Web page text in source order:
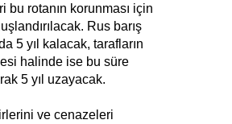
bu rotanın korunması için
Rus barış
5 yıl kalacak, tarafların
halinde ise bu süre
5 yıl uzayacak.
ve cenazeleri